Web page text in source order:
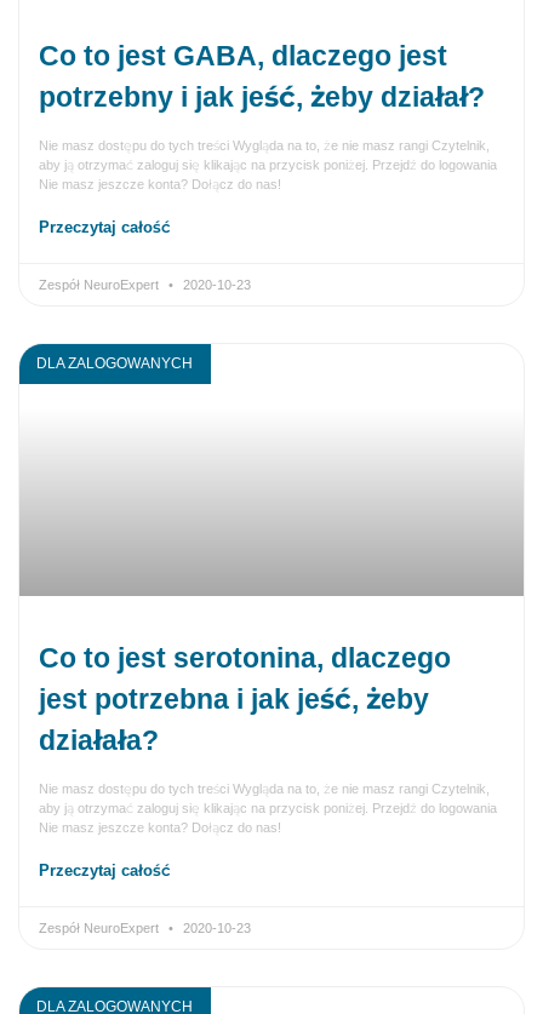
Co to jest GABA, dlaczego jest
potrzebny i jak jeść, żeby działał?
Nie masz dostępu do tych treści Wygląda na to, że nie masz rangi Czytelnik,
aby ją otrzymać zaloguj się klikając na przycisk poniżej. Przejdź do logowania
Nie masz jeszcze konta? Dołącz do nas!
Przeczytaj całość
Zespół NeuroExpert 2020-10-23
DLA ZALOGOWANYCH
Co to jest serotonina, dlaczego
jest potrzebna i jak jeść, żeby
działała?
Nie masz dostępu do tych treści Wygląda na to, że nie masz rangi Czytelnik,
aby ją otrzymać zaloguj się klikając na przycisk poniżej. Przejdź do logowania
Nie masz jeszcze konta? Dołącz do nas!
Przeczytaj całość
Zespół NeuroExpert 2020-10-23
DLA ZALOGOWANYCH